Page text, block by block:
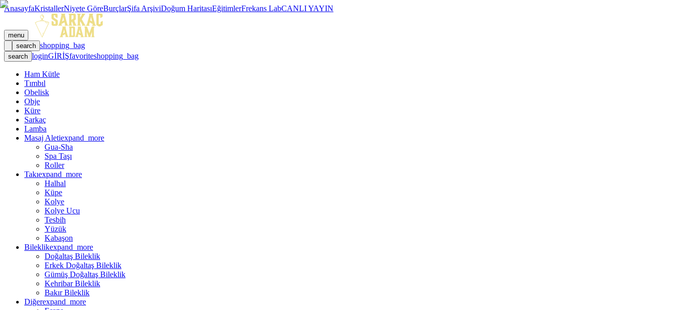
AnasayfaKristallerNiyete GöreBurçlarŞifa ArşiviDoğum HaritasıEğitimlerFrekans LabCANLI YAYIN
menu
search shopping_bag
search loginGİRİŞfavoriteshopping_bag
Ham Kütle
Tımbıl
Obelisk
Obje
Küre
Sarkaç
Lamba
Masaj Aletiexpand_more
Gua-Sha
Spa Taşı
Roller
Takıexpand_more
Halhal
Küpe
Kolye
Kolye Ucu
Tesbih
Yüzük
Kabaşon
Bileklikexpand_more
Doğaltaş Bileklik
Erkek Doğaltaş Bileklik
Gümüş Doğaltaş Bileklik
Kehribar Bileklik
Bakır Bileklik
Diğerexpand_more